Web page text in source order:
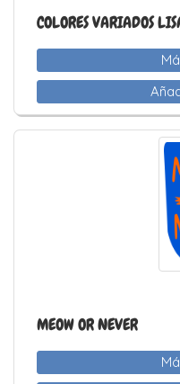
COLORES VARIADOS
MEOW OR NEVER